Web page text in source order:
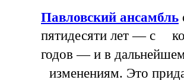
Павловский ансамбль
пятидесяти лет — с
годов — и в
изменениям. Это